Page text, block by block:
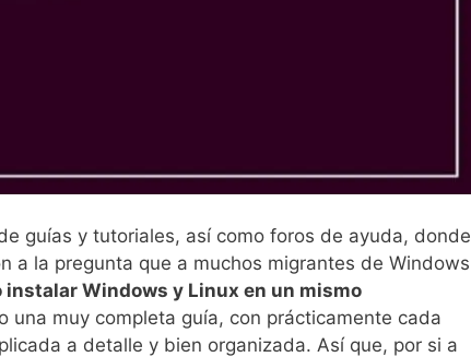
guías y tutoriales, así como foros de ayuda, donde
a la pregunta que a muchos migrantes de Windows
instalar Windows y Linux en un mismo
una muy completa guía, con prácticamente cada
a detalle y bien organizada. Así que, por si a